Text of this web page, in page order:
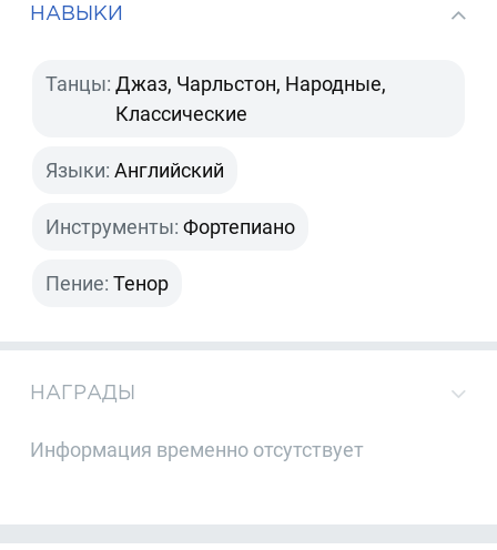
НАВЫКИ
Танцы: Джаз, Чарльстон, Народные,
Классические
Языки: Английский
Инструменты: Фортепиано
Пение: Тенор
НАГРАДЫ
Информация временно отсутствует